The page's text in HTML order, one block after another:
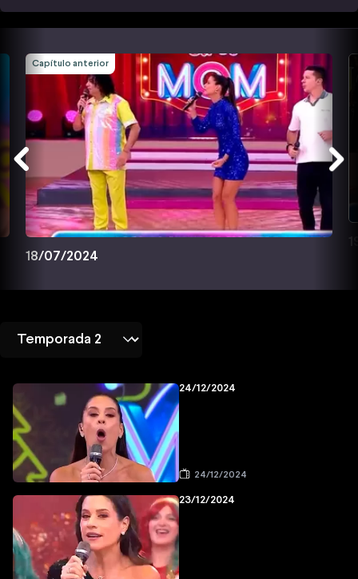
Capítulo anterior
18/07/2024
24/12/2024
24/12/2024
23/12/2024